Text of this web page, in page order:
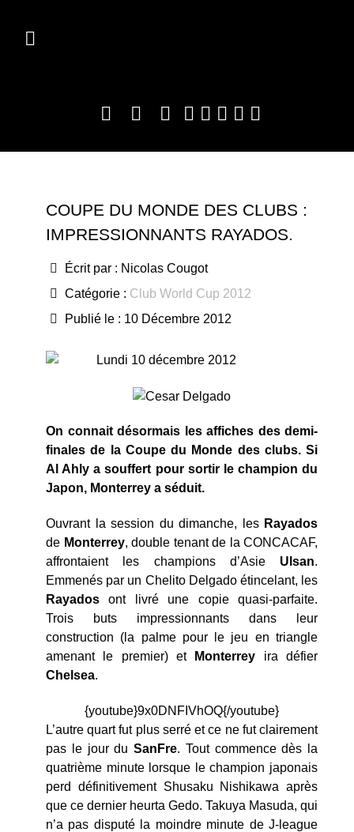
COUPE DU MONDE DES CLUBS :
IMPRESSIONNANTS RAYADOS.
Écrit par : Nicolas Cougot
Catégorie : Club World Cup 2012
Publié le : 10 Décembre 2012
Lundi 10 décembre 2012
On connait désormais les affiches des demi-
finales de la Coupe du Monde des clubs. Si
Al Ahly a souffert pour sortir le champion du
Japon, Monterrey a séduit.
Ouvrant la session du dimanche, les Rayados
de Monterrey, double tenant de la CONCACAF,
affrontaient les champions d’Asie Ulsan.
Emmenés par un Chelito Delgado étincelant, les
Rayados ont livré une copie quasi-parfaite.
Trois buts impressionnants dans leur
construction (la palme pour le jeu en triangle
amenant le premier) et
Monterrey ira défier
Chelsea.
{youtube}9x0DNFIVhOQ{/youtube}
L’autre quart fut plus serré et ce ne fut clairement
pas le jour du SanFre. Tout commence dès la
quatrième minute lorsque le champion japonais
perd définitivement Shusaku Nishikawa après
que ce dernier heurta Gedo. Takuya Masuda, qui
n’a pas disputé la moindre minute de J-league